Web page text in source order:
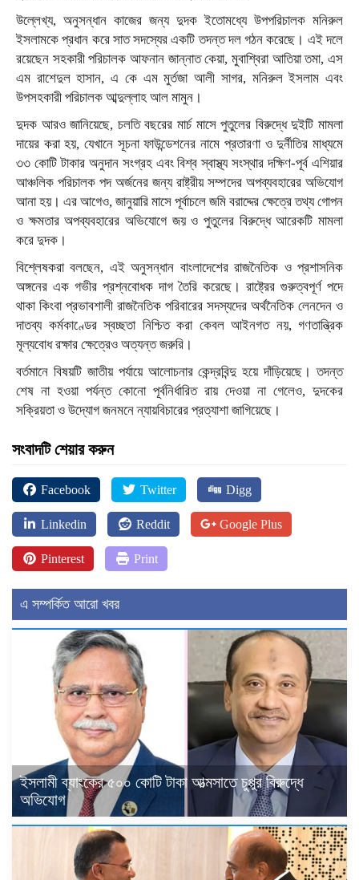
উল্লেখ্য, অনুসন্ধান কাজের জন্য দুদক ইতোমধ্যে উপপরিচালক মনিরুল
ইসলামকে প্রধান করে সাত সদস্যের একটি তদন্ত দল গঠন করেছে। এই দলে
রয়েছেন সহকারী পরিচালক আফনান জান্নাত কেয়া, মুবাশ্বিরা আতিয়া তমা, এস
এম রাশেদুল হাসান, এ কে এম মুর্তজা আলী সাগর, মনিরুল ইসলাম এবং
উপসহকারী পরিচালক আব্দুল্লাহ আল মামুন।
দুদক আরও জানিয়েছে, চলতি বছরের মার্চ মাসে পুতুলের বিরুদ্ধে দুইটি মামলা
দায়ের করা হয়, যেখানে সূচনা ফাউন্ডেশনের নামে প্রতারণা ও দুর্নীতির মাধ্যমে
৩৩ কোটি টাকার অনুদান সংগ্রহ এবং বিশ্ব স্বাস্থ্য সংস্থার দক্ষিণ-পূর্ব এশিয়ার
আঞ্চলিক পরিচালক পদ অর্জনের জন্য রাষ্ট্রীয় সম্পদের অপব্যবহারের অভিযোগ
আনা হয়। এর আগেও, জানুয়ারি মাসে পূর্বাচলে জমি বরাদ্দের ক্ষেত্রে তথ্য গোপন
ও ক্ষমতার অপব্যবহারের অভিযোগে জয় ও পুতুলের বিরুদ্ধে আরেকটি মামলা
করে দুদক।
বিশ্লেষকরা বলছেন, এই অনুসন্ধান বাংলাদেশের রাজনৈতিক ও প্রশাসনিক
অঙ্গনের এক গভীর প্রশ্নবোধক দাগ তৈরি করেছে। রাষ্ট্রের গুরুত্বপূর্ণ পদে
থাকা কিংবা প্রভাবশালী রাজনৈতিক পরিবারের সদস্যদের অর্থনৈতিক লেনদেন ও
দাতব্য কর্মকাণ্ডের স্বচ্ছতা নিশ্চিত করা কেবল আইনগত নয়, গণতান্ত্রিক
মূল্যবোধ রক্ষার ক্ষেত্রেও অত্যন্ত জরুরি।
বর্তমানে বিষয়টি জাতীয় পর্যায়ে আলোচনার কেন্দ্রবিন্দু হয়ে দাঁড়িয়েছে। তদন্ত
শেষ না হওয়া পর্যন্ত কোনো পূর্বনির্ধারিত রায় দেওয়া না গেলেও, দুদকের
সক্রিয়তা ও উদ্যোগ জনমনে ন্যায়বিচারের প্রত্যাশা জাগিয়েছে।
সংবাদটি শেয়ার করুন
Facebook Twitter Digg
Linkedin Reddit Google Plus
Pinterest Print
এ সম্পর্কিত আরো খবর
ইসলামী ব্যাংকের ৫০০ কোটি টাকা আত্মসাতে চুপ্পুর বিরুদ্ধে
অভিযোগ